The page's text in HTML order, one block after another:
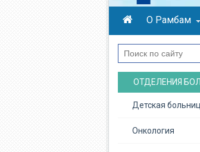
О Рамбам
поиск
ОТДЕЛЕНИЯ
Детская
Онкология